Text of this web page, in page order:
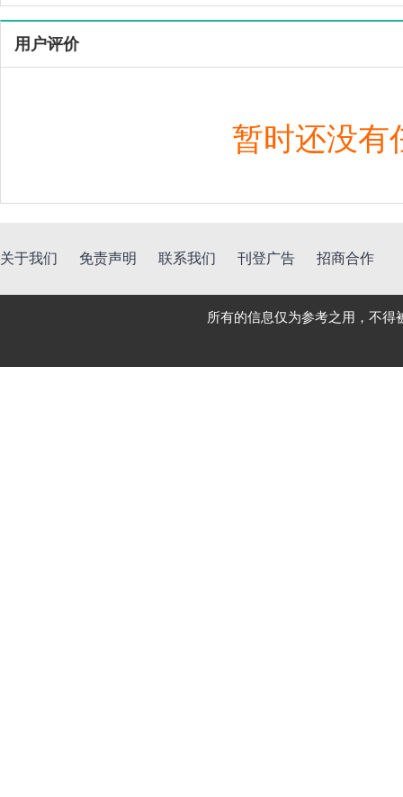
用户评价
暂时还没有
关于我们 免责声明 联系我们 刊登广告 招商合作
所有的信息仅为参考之用，不